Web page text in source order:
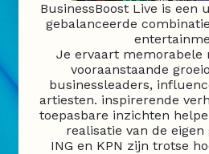
BusinessBoost Live is een
gebalanceerde
Je ervaart memorabele
vooraanstaande
businessleaders,
artiesten. inspirerende
toepasbare inzichten
realisatie van de
ING en KPN zijn trotse